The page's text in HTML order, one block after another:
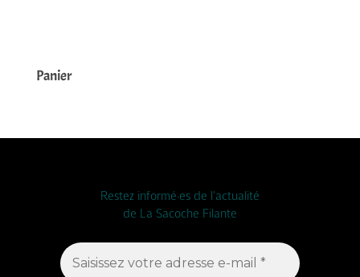
Panier
Restez informé·es de l'actualité
de La Sacoche Filante